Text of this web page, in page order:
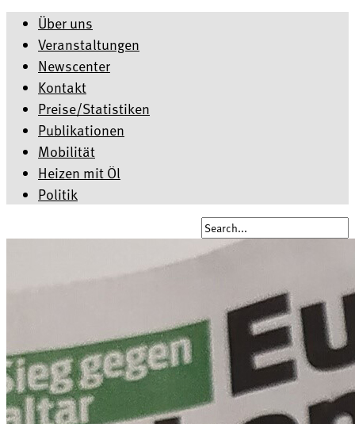
Über uns
Veranstaltungen
Newscenter
Kontakt
Preise/Statistiken
Publikationen
Mobilität
Heizen mit Öl
Politik